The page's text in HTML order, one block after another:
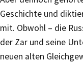
Geschichte und
mit. Obwohl – die
der Zar und seine
neuen alten